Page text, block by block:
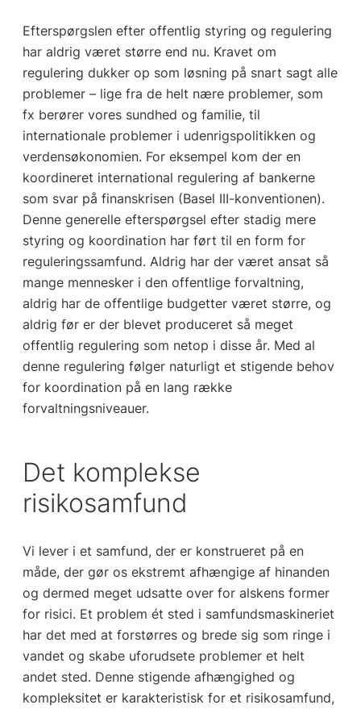
Efterspørgslen efter offentlig styring og regulering
har aldrig været større end nu. Kravet om
regulering dukker op som løsning på snart sagt alle
problemer – lige fra de helt nære problemer, som
fx berører vores sundhed og familie, til
internationale problemer i udenrigspolitikken og
verdensøkonomien. For eksempel kom der en
koordineret international regulering af bankerne
som svar på finanskrisen (Basel III-konventionen).
Denne generelle efterspørgsel efter stadig mere
styring og koordination har ført til en form for
reguleringssamfund. Aldrig har der været ansat så
mange mennesker i den offentlige forvaltning,
aldrig har de offentlige budgetter været større, og
aldrig før er der blevet produceret så meget
offentlig regulering som netop i disse år. Med al
denne regulering følger naturligt et stigende behov
for koordination på en lang række
forvaltningsniveauer.
Det komplekse
risikosamfund
Vi lever i et samfund, der er konstrueret på en
måde, der gør os ekstremt afhængige af hinanden
og dermed meget udsatte over for alskens former
for risici. Et problem ét sted i samfundsmaskineriet
har det med at forstørres og brede sig som ringe i
vandet og skabe uforudsete problemer et helt
andet sted. Denne stigende afhængighed og
kompleksitet er karakteristisk for et risikosamfund,